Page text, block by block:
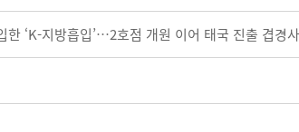
한 ‘K-지방흡입’…2호점 개원 이어 태국 진출 겹경사